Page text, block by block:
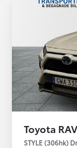
Toyota
STYLE (306hk)